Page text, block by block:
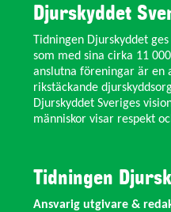
Djurskyddet
Tidningen Djurskyddet
som med sina cirka 11
anslutna föreningar är en
rikstäckande
Djurskyddet Sveriges
människor visar respekt
Tidningen
Ansvarig utgivare &